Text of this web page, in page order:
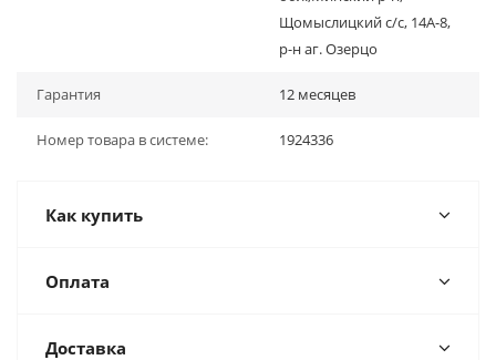
Щомыслицкий с/с, 14А-8,
р-н аг. Озерцо
Гарантия 12 месяцев
Номер товара в системе: 1924336
Как купить
Оплата
Доставка